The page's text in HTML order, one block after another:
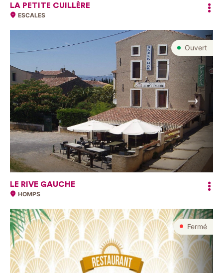
LA PETITE CUILLÈRE
ESCALES
Ouvert
Suivant
LE RIVE GAUCHE
HOMPS
Fermé